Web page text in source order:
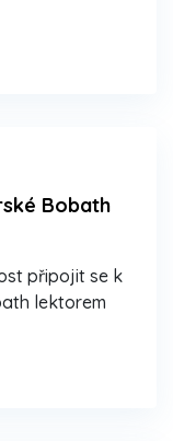
Bobath
připojit se k
lektorem